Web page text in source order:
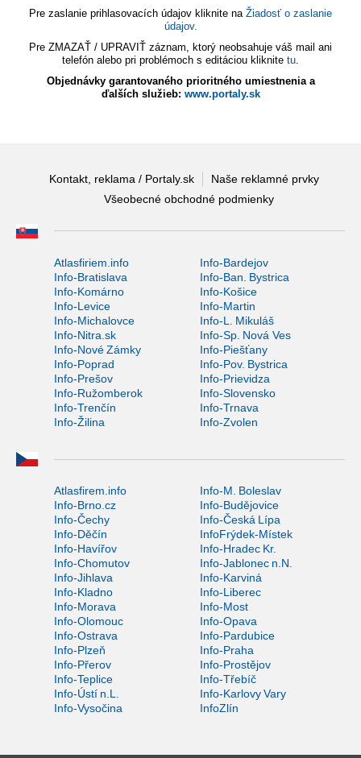
Pre zaslanie prihlasovacích údajov kliknite na Žiadosť o zaslanie
údajov.
Pre ZMAZAŤ / UPRAVIŤ záznam, ktorý neobsahuje váš mail ani
telefón alebo pri problémoch s editáciou kliknite tu.
Objednávky garantovaného prioritného umiestnenia a
ďalších služieb: www.portaly.sk
Kontakt, reklama / Portaly.sk
Naše reklamné prvky
Všeobecné obchodné podmienky
Atlasfiriem.info
Info-Bardejov
Info-Bratislava
Info-Ban. Bystrica
Info-Komárno
Info-Košice
Info-Levice
Info-Martin
Info-Michalovce
Info-L. Mikuláš
Info-Nitra.sk
Info-Sp. Nová Ves
Info-Nové Zámky
Info-Piešťany
Info-Poprad
Info-Pov. Bystrica
Info-Prešov
Info-Prievidza
Info-Ružomberok
Info-Slovensko
Info-Trenčín
Info-Trnava
Info-Žilina
Info-Zvolen
Atlasfirem.info
Info-M. Boleslav
Info-Brno.cz
Info-Budějovice
Info-Čechy
Info-Česká Lípa
Info-Děčín
InfoFrýdek-Místek
Info-Havířov
Info-Hradec Kr.
Info-Chomutov
Info-Jablonec n.N.
Info-Jihlava
Info-Karviná
Info-Kladno
Info-Liberec
Info-Morava
Info-Most
Info-Olomouc
Info-Opava
Info-Ostrava
Info-Pardubice
Info-Plzeň
Info-Praha
Info-Přerov
Info-Prostějov
Info-Teplice
Info-Třebíč
Info-Ústí n.L.
Info-Karlovy Vary
Info-Vysočina
InfoZlín